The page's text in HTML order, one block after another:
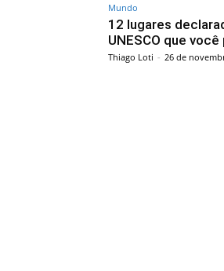
Mundo
12 lugares
UNESCO que
Thiago Loti - 26 de